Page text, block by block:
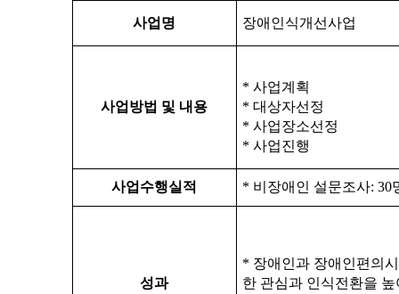
사업명 장애인식개선사업
사업방법 및 내용
*사업계획
*대상자선정
*사업장소선정
*사업진행
사업수행실적 * 비장애인 설문조사: 30
성과
*